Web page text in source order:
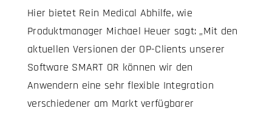
Hier bietet Rein Medical Abhilfe, wie
Produktmanager Michael Heuer sagt: „Mit den
aktuellen Versionen der OP-Clients unserer
Software SMART OR können wir den
Anwendern eine sehr flexible Integration
verschiedener am Markt verfügbarer